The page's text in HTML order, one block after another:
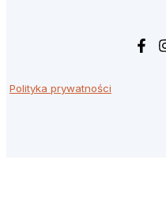
Polityka prywatności